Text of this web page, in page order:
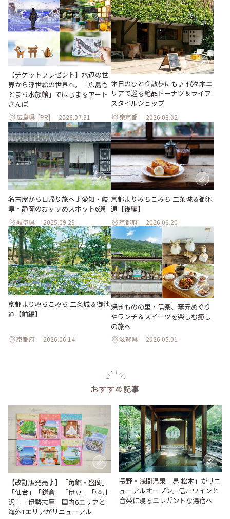
【チケットプレゼント】水辺の世
界から浮世絵の世界へ。「広島も
とまち水族館」ではじまるアート
さんぽ
広島県 [PR] 2026.07.31
休日のひとり散歩にも♪ 代々木エ
リアで巡る絶品ドーナツ＆ライフ
スタイルショップ
東京都 2026.08.02
名古屋から日帰り旅へ♪愛知・岐
阜・静岡のおすすめスポット6選
岐阜県 2025.09.23
京都よりみちこみち 二条城＆御池
通【後編】
京都府 2026.06.20
京都よりみちこみち 二条城＆御池
通【前編】
京都府 2026.06.14
焼きものの里・信楽、窯元めぐり
やランチ＆スイーツを楽しむ癒し
の旅へ
滋賀県 2026.05.01
おすすめ記事
【改訂版発売♪】「角館・盛岡」
「仙台」「鎌倉」「伊豆」「軽井
沢」「伊勢志摩」国内6エリアと
海外1エリアがリニューアル
長野・浅間温泉「界 松本」がリニ
ューアルオープン。信州ワインと
音楽に浸るエレガントな湯宿へ